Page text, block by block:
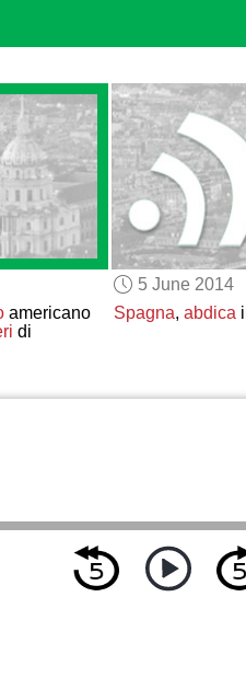
americano
di
5 June 2014
Spagna, abdicail